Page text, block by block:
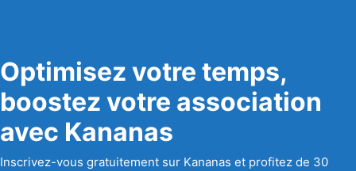
Optimisez votre temps,
boostez votre association
avec Kananas
Inscrivez-vous gratuitement sur Kananas et profitez de 30